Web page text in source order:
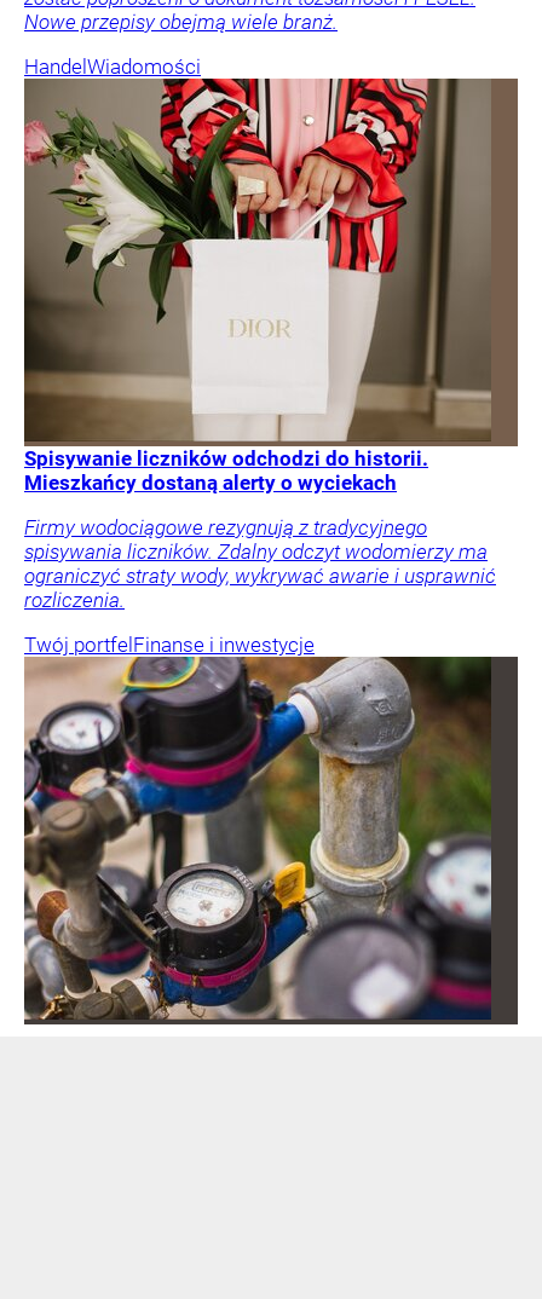
Nowe przepisy obejmą wiele branż.
HandelWiadomości
Spisywanie liczników odchodzi do historii.
Mieszkańcy dostaną alerty o wyciekach
Firmy wodociągowe rezygnują z tradycyjnego
spisywania liczników. Zdalny odczyt wodomierzy ma
ograniczyć straty wody, wykrywać awarie i usprawnić
rozliczenia.
Twój portfelFinanse i inwestycje